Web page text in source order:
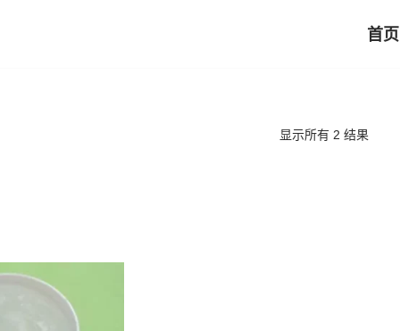
首页
显示所有 2 结果